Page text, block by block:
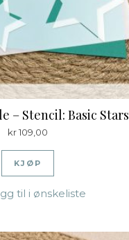
– Stencil: Basic Stars
kr109,00
KJØP
til i ønskeliste